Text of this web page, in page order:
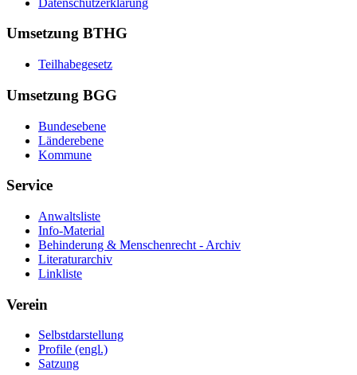
Umsetzung BTHG
Teilhabegesetz
Umsetzung BGG
Bundesebene
Länderebene
Kommune
Service
Anwaltsliste
Info-Material
Behinderung & Menschenrecht - Archiv
Literaturarchiv
Linkliste
Verein
Selbstdarstellung
Profile (engl.)
Satzung